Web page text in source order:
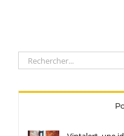
Rechercher: